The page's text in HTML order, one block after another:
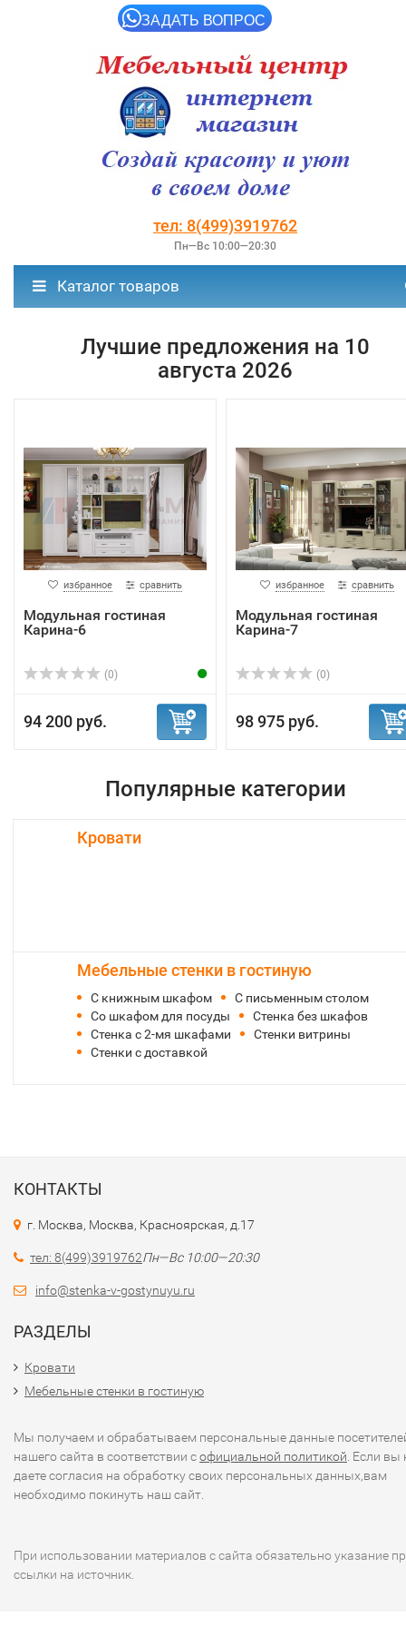
ЗАДАТЬ ВОПРОС
тел: 8(499)3919762
Пн—Вс 10:00—20:30
Каталог товаров
Лучшие предложения на 10
августа 2026
избранное сравнить
Модульная гостиная
Карина-6
(0)
94 200 руб.
избранное сравнить
Модульная гостиная
Карина-7
(0)
98 975 руб.
Популярные категории
Кровати
Мебельные стенки в гостиную
С книжным шкафом
С письменным столом
Со шкафом для посуды
Стенка без шкафов
Стенка с 2-мя шкафами
Стенки витрины
Стенки с доставкой
КОНТАКТЫ
г. Москва, Москва, Красноярская, д.17
тел: 8(499)3919762Пн—Вс 10:00—20:30
info@stenka-v-gostynuyu.ru
РАЗДЕЛЫ
Кровати
Мебельные стенки в гостиную
Мы получаем и обрабатываем персональные данные
нашего сайта в соответствии софициальной политикой . Если вы
даете согласия на обработку своих персональных данных,вам
необходимо покинуть наш сайт.
При использовании материалов с сайта обязательно указание
ссылки на источник.